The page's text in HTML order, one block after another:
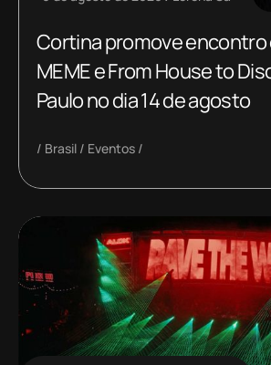
Cortina promove encontro
MEME e From House to
Paulo no dia 14 de agosto
Brasil Eventos